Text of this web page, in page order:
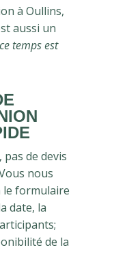
à Oullins,
aussi un
ce temps est
de devis
nous
le formulaire
date, la
de la